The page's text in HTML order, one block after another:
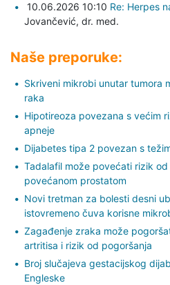
10.06.2026 10:10 Re: Herpes
Jovančević, dr. med.
Naše preporuke:
Skriveni mikrobi unutar tumora
raka
Hipotireoza povezana s većim
apneje
Dijabetes tipa 2 povezan s
Tadalafil može povećati rizik
povećanom prostatom
Novi tretman za bolesti desni
istovremeno čuva korisne
Zagađenje zraka može
artritisa i rizik od pogoršanja
Broj slučajeva gestacijskog
Engleske